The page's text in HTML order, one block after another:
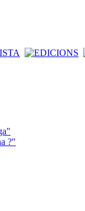
?"